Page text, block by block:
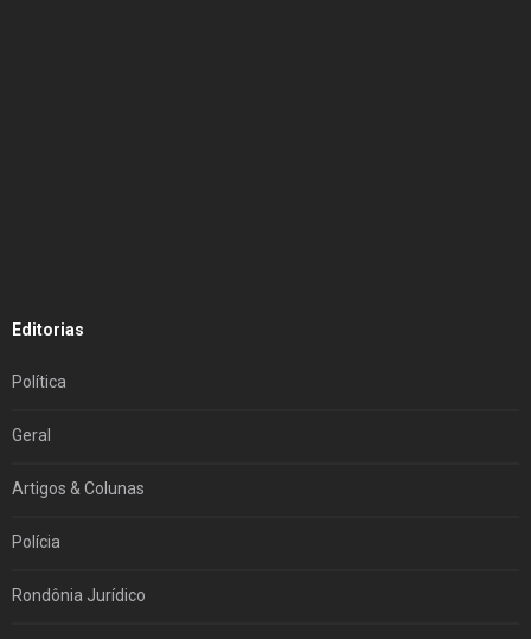
Editorias
Política
Geral
Artigos & Colunas
Polícia
Rondônia Jurídico